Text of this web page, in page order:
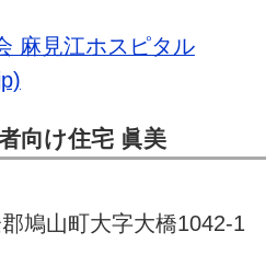
麻見江ホスピタル
向け住宅 眞美
鳩山町大字大橋1042-1